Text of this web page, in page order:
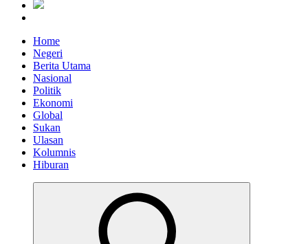
Home
Negeri
Berita Utama
Nasional
Politik
Ekonomi
Global
Sukan
Ulasan
Kolumnis
Hiburan